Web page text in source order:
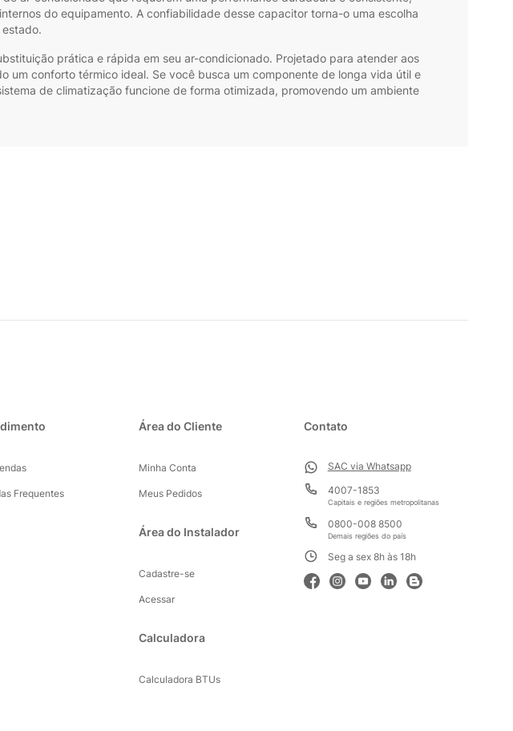
do equipamento. A confiabilidade desse capacitor torna-o uma escolha
prática e rápida em seu ar-condicionado. Projetado para atender aos
conforto térmico ideal. Se você busca um componente de longa vida útil e
de climatização funcione de forma otimizada, promovendo um ambiente
Frequentes
Área do Cliente
Minha Conta
Meus Pedidos
Área do Instalador
Cadastre-se
Acessar
Calculadora
Calculadora BTUs
Contato
SAC via Whatsapp
4007-1853
Capitais e regiões metropolitanas
0800-008 8500
Demais regiões do país
Seg a sex 8h às 18h